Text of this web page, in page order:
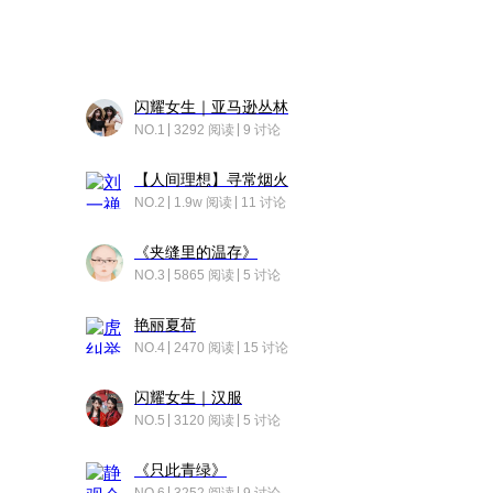
闪耀女生｜亚马逊丛林
NO.1 3292 阅读 9 讨论
【人间理想】寻常烟火
NO.2 1.9w 阅读 11 讨论
《夹缝里的温存》
NO.3 5865 阅读 5 讨论
艳丽夏荷
NO.4 2470 阅读 15 讨论
闪耀女生｜汉服
NO.5 3120 阅读 5 讨论
《只此青绿》